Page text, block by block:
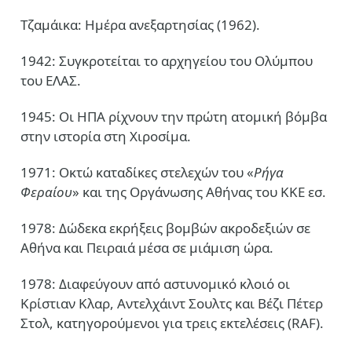
Τζαμάικα: Ημέρα ανεξαρτησίας (1962).
1942: Συγκροτείται το αρχηγείου του Ολύμπου
του ΕΛΑΣ.
1945: Οι ΗΠΑ ρίχνουν την πρώτη ατομική βόμβα
στην ιστορία στη Χιροσίμα.
1971: Οκτώ καταδίκες στελεχών του «Ρήγα
Φεραίου» και της Οργάνωσης Αθήνας του ΚΚΕ εσ.
1978: Δώδεκα εκρήξεις βομβών ακροδεξιών σε
Αθήνα και Πειραιά μέσα σε μιάμιση ώρα.
1978: Διαφεύγουν από αστυνομικό κλοιό οι
Κρίστιαν Κλαρ, Αντελχάιντ Σουλτς και Βέζι Πέτερ
Στολ, κατηγορούμενοι για τρεις εκτελέσεις (RAF).